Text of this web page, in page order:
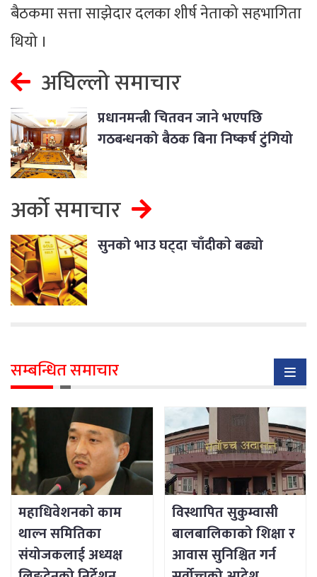
बैठकमा सत्ता साझेदार दलका शीर्ष नेताको सहभागिता
थियो ।
अघिल्लो समाचार
प्रधानमन्त्री चितवन जाने भएपछि
गठबन्धनको बैठक बिना निष्कर्ष टुंगियो
अर्को समाचार
सुनको भाउ घट्दा चाँदीकाे बढ्यो
सम्बन्धित समाचार
महाधिवेशनको काम
थाल्न समितिका
संयोजकलाई अध्यक्ष
विस्थापित सुकुम्वासी
बालबालिकाको शिक्षा र
आवास सुनिश्चित गर्न